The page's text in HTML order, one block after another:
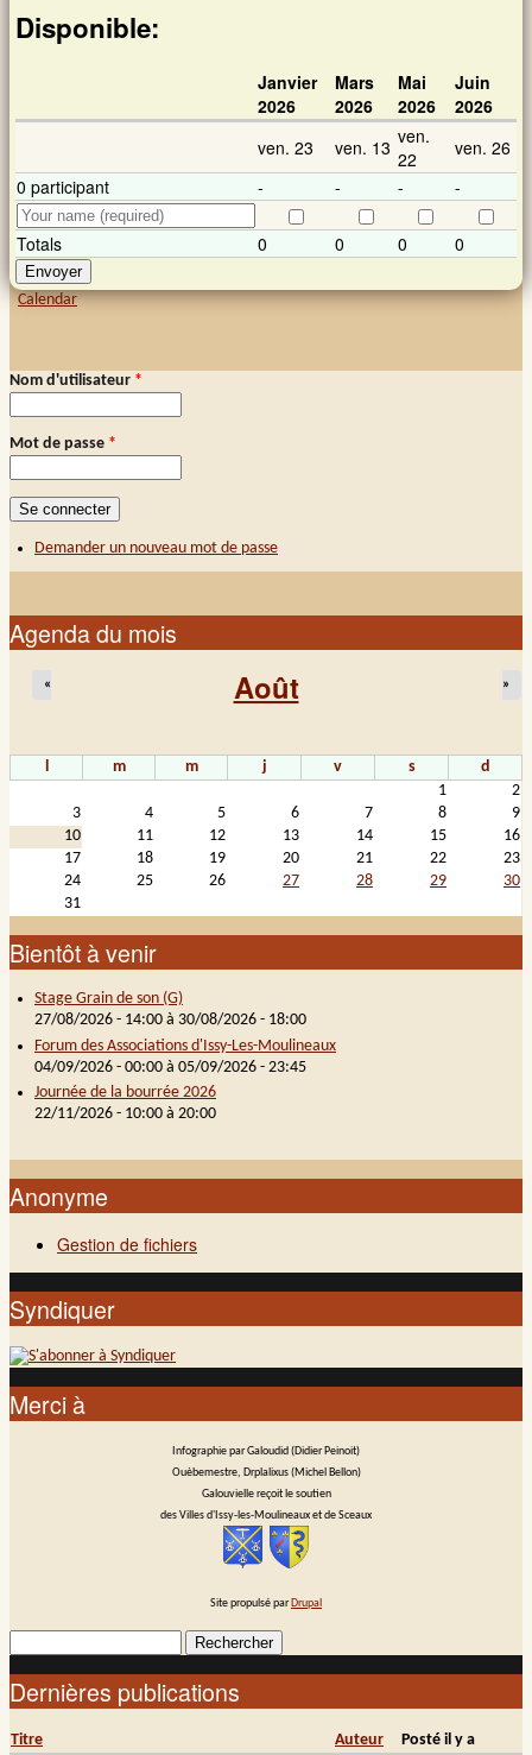
Disponible:
Janvier
2026
Mars
2026
Mai
2026
Juin
2026
ven. 23
ven. 13 ven.
22
ven. 26
0 participant
- - - -
Totals 0 0 0 0
Calendar
Connexion membre
Nom d'utilisateur *
Mot de passe *
Demander un nouveau mot de passe
Agenda du mois
Août
« »
m m j v s
d
1
2
3
4 5 6 7 8
9
10
11 12 13 14 15
16
17
18 19 20 21 22
23
24
25 26 27 28 29
30
31
Bientôt à venir
Stage Grain de son (G)
27/08/2026 - 14:00 à 30/08/2026 - 18:00
Forum des Associations d'Issy-Les-Moulineaux
04/09/2026 - 00:00 à 05/09/2026 - 23:45
Journée de la bourrée 2026
22/11/2026 - 10:00 à 20:00
Anonyme
Gestion de fichiers
Syndiquer
Merci à
Infographie par Galoudid (Didier Peinoit)
Ouèbemestre, Drplalixus (Michel Bellon)
Galouvielle reçoit le soutien
des Villes d'Issy-les-Moulineaux et de Sceaux
Site propulsé parDrupal
Formulaire de recherche
Dernières publications
Titre Auteur Posté il y a